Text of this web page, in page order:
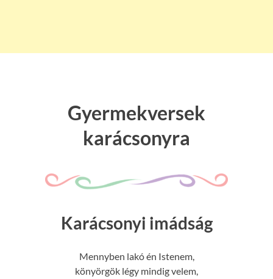
Gyermekversek
karácsonyra
Karácsonyi imádság
Mennyben lakó én Istenem,
könyörgök légy mindig velem,